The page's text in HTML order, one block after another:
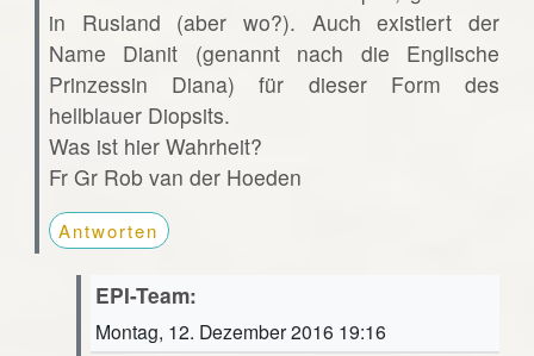
in Rusland (aber wo?). Auch existiert der
Name Dianit (genannt nach die Englische
Prinzessin Diana) für dieser Form des
hellblauer Diopsits.
Was ist hier Wahrheit?
Fr Gr Rob van der Hoeden
Antworten
EPI-Team:
Montag, 12. Dezember 2016 19:16